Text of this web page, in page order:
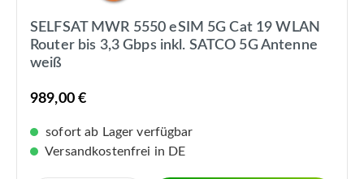
SELFSAT MWR 5550 eSIM 5G Cat 19 WLAN
Router bis 3,3 Gbps inkl. SATCO 5G Antenne
weiß
989,00 €
sofort ab Lager verfügbar
Versandkostenfrei in DE